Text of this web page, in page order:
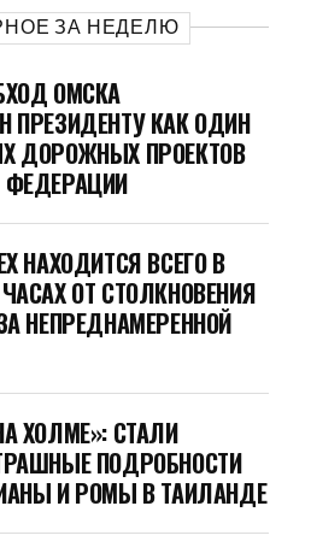
ЗА НЕДЕЛЮ
ОМСКА
ПРЕЗИДЕНТУ КАК ОДИН
ДОРОЖНЫХ ПРОЕКТОВ
НАХОДИТСЯ ВСЕГО В
ОТ СТОЛКНОВЕНИЯ
НЕПРЕДНАМЕРЕННОЙ
ХОЛМЕ»: СТАЛИ
ПОДРОБНОСТИ
И РОМЫ В ТАИЛАНДЕ